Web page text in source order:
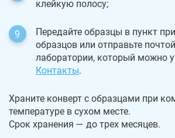
клейкую полосу;
Передайте образцы в пункт
образцов или отправьте
лаборатории, который можно
Контакты.
Храните конверт с образцами при
температуре в сухом месте.
Срок хранения — до трех месяцев.